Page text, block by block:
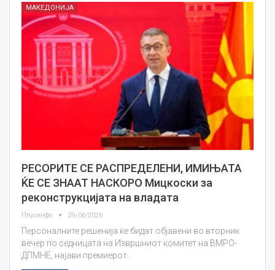
МАКЕДОНИЈА
РЕСОРИТЕ СЕ РАСПРЕДЕЛЕНИ, ИМИЊАТА
ЌЕ СЕ ЗНААТ НАСКОРО Мицкоски за
реконструкцијата на владата
Плусинфо 29/06/2026
Персоналните решенија ќе бидат објавени во вторник
вечер по седницата на Извршниот комитет на ВМРО-
ДПМНЕ, најави премиерот.